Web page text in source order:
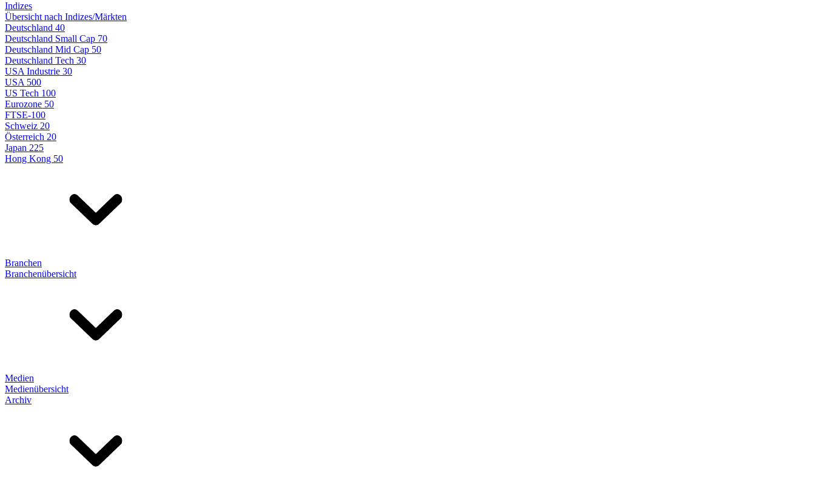
Indizes
Übersicht nach Indizes/Märkten
Deutschland 40
Deutschland Small Cap 70
Deutschland Mid Cap 50
Deutschland Tech 30
USA Industrie 30
USA 500
US Tech 100
Eurozone 50
FTSE-100
Schweiz 20
Österreich 20
Japan 225
Hong Kong 50
Branchen
Branchenübersicht
Medien
Medienübersicht
Archiv